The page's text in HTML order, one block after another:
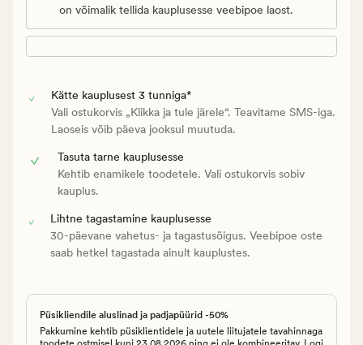
on võimalik tellida kauplusesse veebipoe laost.
Kätte kauplusest 3 tunniga*
Vali ostukorvis „Klikka ja tule järele“. Teavitame SMS-iga.
Laoseis võib päeva jooksul muutuda.
Tasuta tarne kauplusesse
Kehtib enamikele toodetele. Vali ostukorvis sobiv
kauplus.
Lihtne tagastamine kauplusesse
30-päevane vahetus- ja tagastusõigus. Veebipoe oste
saab hetkel tagastada ainult kauplustes.
Püsikliendile aluslinad ja padjapüürid -50%
Pakkumine kehtib püsiklientidele ja uutele liitujatele tavahinnaga